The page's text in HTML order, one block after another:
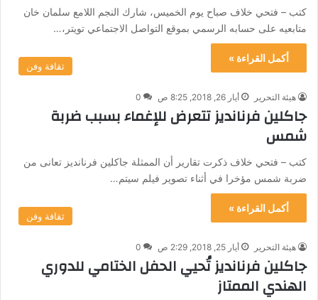
كتب – فتحي خلاف صباح يوم الخميس، شارك النجم اللامع سلمان خان
متابعيه على حسابه الرسمي بموقع التواصل الاجتماعي تويتر،…
أكمل القراءة »
ثقافة وفن
هيئة التحرير أيار 26, 2018, 8:25 ص 0
جاكلين فرنانديز تتعرض للإغماء بسبب ضربة
شمس
كتب – فتحي خلاف ذكرت تقارير أن الممثلة جاكلين فرنانديز تعانى من
ضربة شمس مؤخرا في أثناء تصوير فيلم سيتم…
أكمل القراءة »
ثقافة وفن
هيئة التحرير أيار 25, 2018, 2:29 ص 0
جاكلين فرنانديز تُحيي الحفل الختامي للدوري
الهندي الممتاز